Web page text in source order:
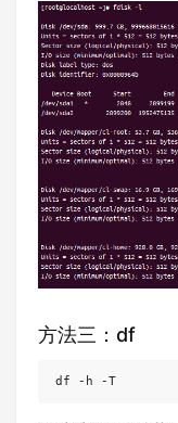
方法三：df
df -h -T